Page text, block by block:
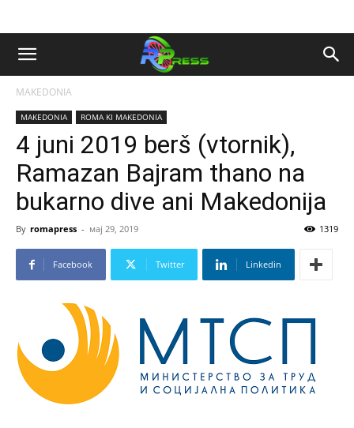
MAKEDONIA
MAKEDONIA ROMA KI MAKEDONIA
4 juni 2019 berš (vtornik),
Ramazan Bajram thano na
bukarno dive ani Makedonija
By romapress - мај 29, 2019 1319
Facebook Twitter Linkedin